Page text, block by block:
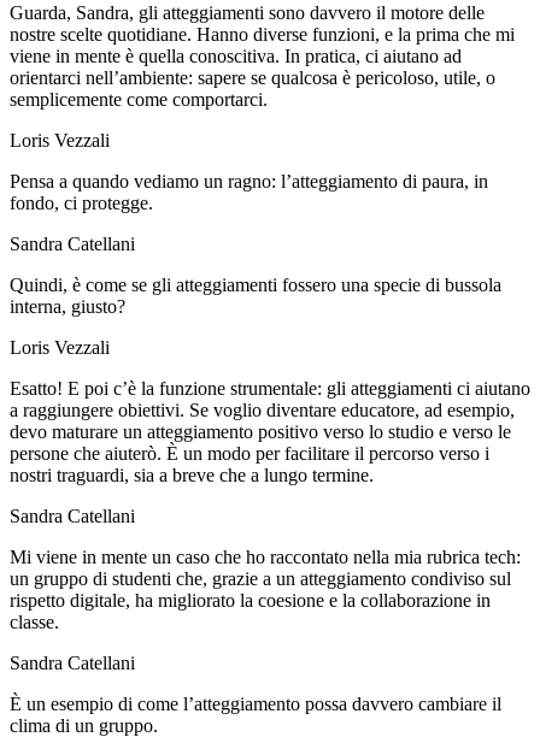
Guarda, Sandra, gli atteggiamenti sono davvero il motore delle
nostre scelte quotidiane. Hanno diverse funzioni, e la prima che mi
viene in mente è quella conoscitiva. In pratica, ci aiutano ad
orientarci nell’ambiente: sapere se qualcosa è pericoloso, utile, o
semplicemente come comportarci.
Loris Vezzali
Pensa a quando vediamo un ragno: l’atteggiamento di paura, in
fondo, ci protegge.
Sandra Catellani
Quindi, è come se gli atteggiamenti fossero una specie di bussola
interna, giusto?
Loris Vezzali
Esatto! E poi c’è la funzione strumentale: gli atteggiamenti ci aiutano
a raggiungere obiettivi. Se voglio diventare educatore, ad esempio,
devo maturare un atteggiamento positivo verso lo studio e verso le
persone che aiuterò. È un modo per facilitare il percorso verso i
nostri traguardi, sia a breve che a lungo termine.
Sandra Catellani
Mi viene in mente un caso che ho raccontato nella mia rubrica tech:
un gruppo di studenti che, grazie a un atteggiamento condiviso sul
rispetto digitale, ha migliorato la coesione e la collaborazione in
classe.
Sandra Catellani
È un esempio di come l’atteggiamento possa davvero cambiare il
clima di un gruppo.